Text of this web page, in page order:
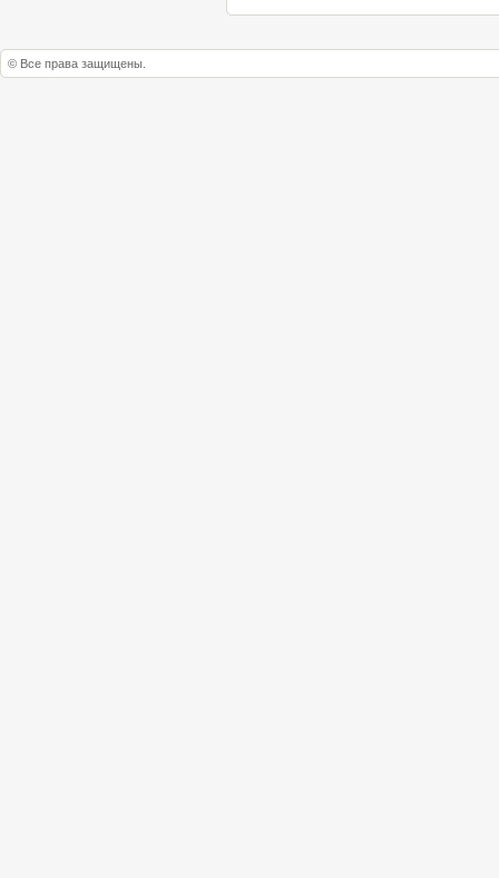
© Все права защищены.